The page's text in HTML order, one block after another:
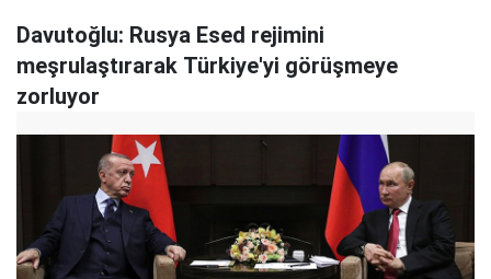
Davutoğlu: Rusya Esed rejimini
meşrulaştırarak Türkiye'yi görüşmeye
zorluyor